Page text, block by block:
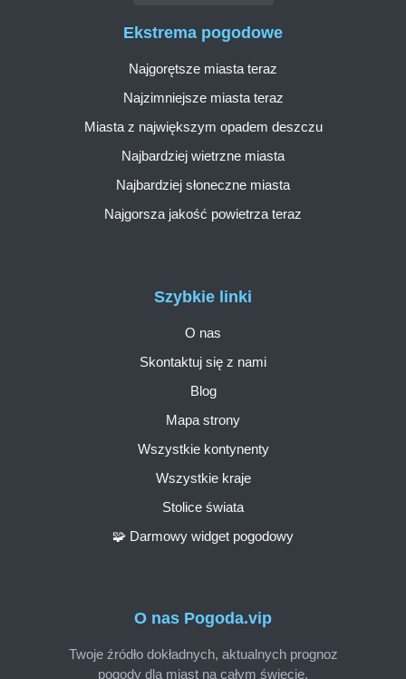
O nas Pogoda.vip
Twoje źródło dokładnych, aktualnych prognoz
pogody dla miast na całym świecie.
Szybkie linki
O nas
Skontaktuj się z nami
Blog
Mapa strony
Wszystkie kontynenty
Wszystkie kraje
Stolice świata
🧩 Darmowy widget pogodowy
Ekstrema pogodowe
Najgorętsze miasta teraz
Najzimniejsze miasta teraz
Miasta z największym opadem deszczu
Najbardziej wietrzne miasta
Najbardziej słoneczne miasta
Najgorsza jakość powietrza teraz